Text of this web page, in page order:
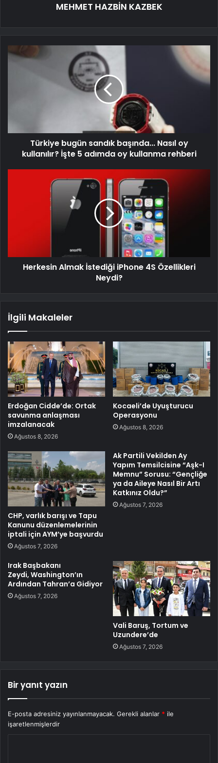
MEHMET HAZBİN KAZBEK
Türkiye bugün sandık başında... Nasıl oy
kullanılır? İşte 5 adımda oy kullanma rehberi
Herkesin Almak İstediği iPhone 4S Özellikleri
Neydi?
İlgili Makaleler
Erdoğan Cidde’de: Ortak
savunma anlaşması
imzalanacak
Ağustos 8, 2026
Kocaeli’de Uyuşturucu
Operasyonu
Ağustos 8, 2026
CHP, varlık barışı ve Tapu
Kanunu düzenlemelerinin
iptali için AYM’ye başvurdu
Ağustos 7, 2026
Ak Partili Vekilden Ay
Yapım Temsilcisine “Aşk-I
Memnu” Sorusu: “Gençliğe
ya da Aileye Nasıl Bir Artı
Katkınız Oldu?”
Ağustos 7, 2026
Irak Başbakanı
Zeydi, Washington’ın
Ardından Tahran’a Gidiyor
Ağustos 7, 2026
Vali Baruş, Tortum ve
Uzundere’de
Ağustos 7, 2026
Bir yanıt yazın
E-posta adresiniz yayınlanmayacak. Gerekli alanlar * ile
işaretlenmişlerdir